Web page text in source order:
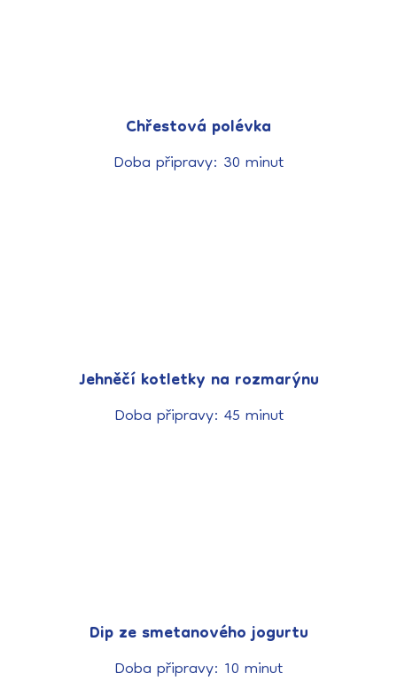
Chřestová polévka
Doba připravy: 30 minut
Jehněčí kotletky na rozmarýnu
Doba připravy: 45 minut
Dip ze smetanového jogurtu
Doba připravy: 10 minut